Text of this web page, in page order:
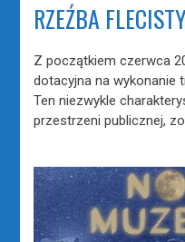
RZEŹBA
Z początkiem czerwca
dotacyjna na wykonanie
Ten niezwykle
przestrzeni publicznej,